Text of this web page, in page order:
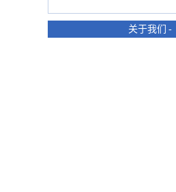
关于我们 -